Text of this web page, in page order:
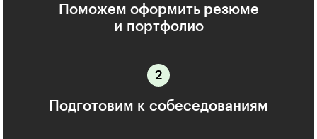
Поможем оформить резюме
и портфолио
Подготовим к собеседованиям